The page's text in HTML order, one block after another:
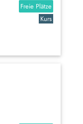
Freie Plätze
Kurs